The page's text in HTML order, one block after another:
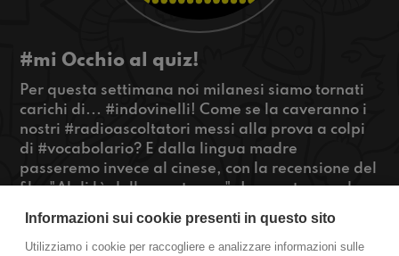
#mi Occhio al quiz!
Per questa settimana noi milanesi siamo tornati
carichi di... #indovinelli! Come se la caveranno i
nostri #radioascoltatori messi alla prova a colpi
di #vocabolario? E dalla lingua madre
passeremo invece al cinese, con la recensione del
film "Al di là delle montagne". In questo mondo
#AllStar, proveremo a metterci nei panni dei
paesi in via di sviluppo.​
Informazioni sui cookie presenti in questo sito
Utilizziamo i cookie per raccogliere e analizzare informazioni sulle